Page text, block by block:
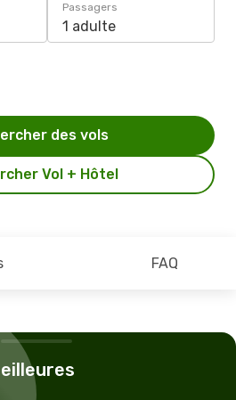
Passagers
1 adulte
Vol + Hôtel
des vols
FAQ